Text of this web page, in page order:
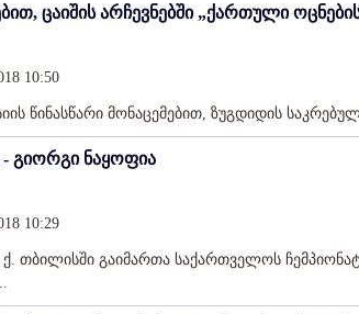
ცაიშის არჩევნებში „ქართული
10:50
წინასწარი მონაცემებით, ზუგდიდის
გიორგი ნაყოფია
10:29
ქ. თბილისში გაიმართა საქართველოს